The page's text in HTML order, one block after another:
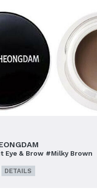
Eye & Brow #Milky Brown
DETAILS